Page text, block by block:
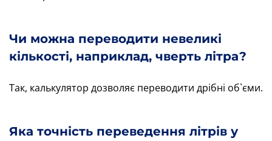
Чи можна переводити невеликі
кількості, наприклад, чверть літра?
Так, калькулятор дозволяє переводити дрібні об`єми.
Яка точність переведення літрів у